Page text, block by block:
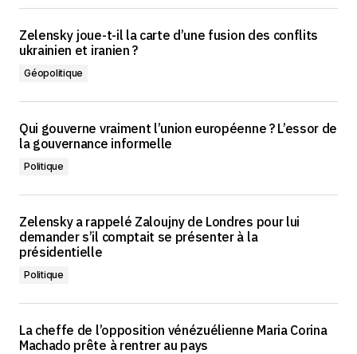
Zelensky joue-t-il la carte d’une fusion des conflits
ukrainien et iranien ?
Géopolitique
Qui gouverne vraiment l’union européenne ? L’essor de
la gouvernance informelle
Politique
Zelensky a rappelé Zaloujny de Londres pour lui
demander s’il comptait se présenter à la
présidentielle
Politique
La cheffe de l’opposition vénézuélienne Maria Corina
Machado prête à rentrer au pays